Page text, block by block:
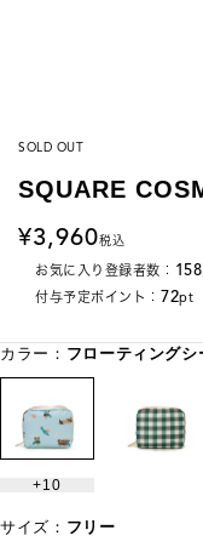
SOLD OUT
SQUARE
3,960税込
お気に入り登録者数： 158
付与予定ポイント： 72pt
カラー： フローティング
10
サイズ： フリー